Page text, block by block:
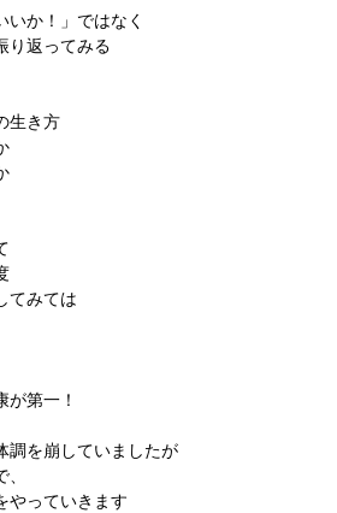
いか！」ではなく
り返ってみる
生き方
てみては
が第一！
調を崩していましたが
やっていきます